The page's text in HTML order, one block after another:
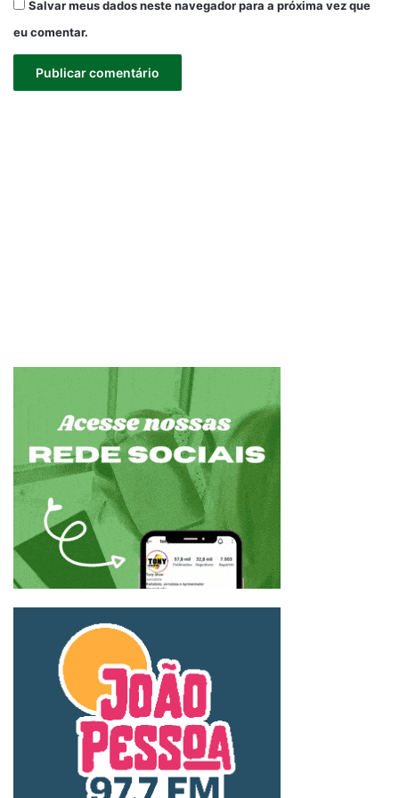
Salvar meus dados neste navegador para a próxima vez que
eu comentar.